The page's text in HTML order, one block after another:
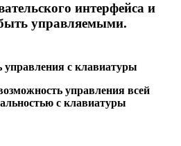
интерфейса и
управляемыми.
управления с клавиатуры
управления всей
с клавиатуры